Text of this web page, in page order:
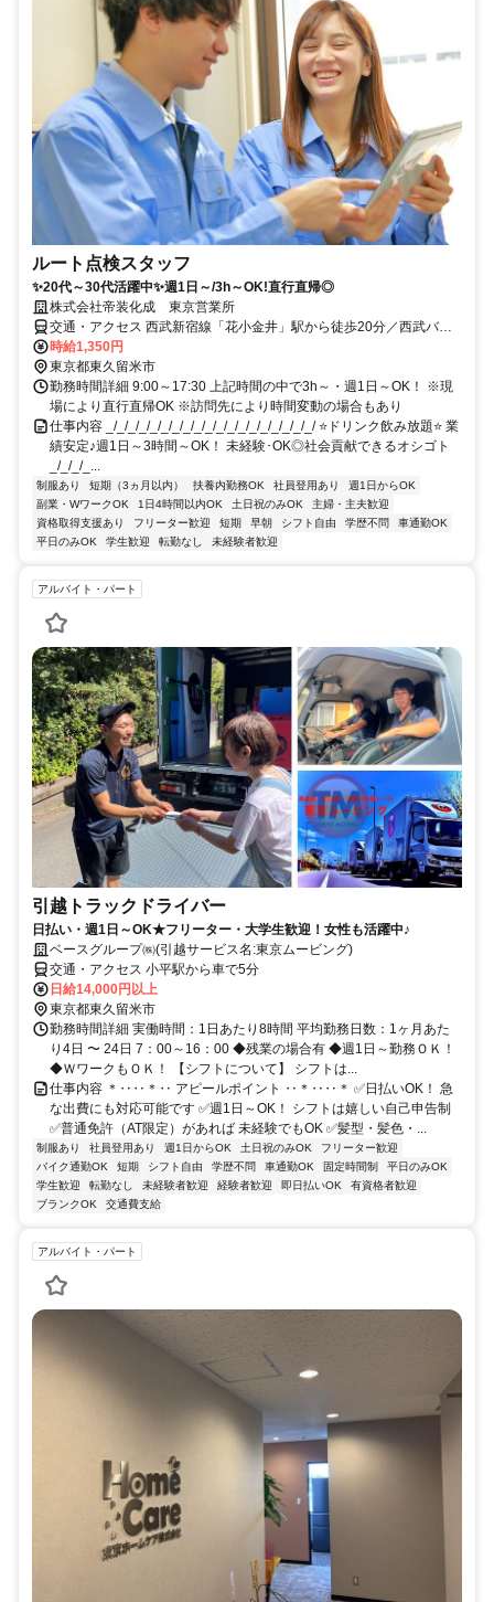
ルート点検スタッフ
✨20代～30代活躍中✨週1日～/3h～OK!直行直帰◎
株式会社帝装化成 東京営業所
交通・アクセス 西武新宿線「花小金井」駅から徒歩20分／西武バス
武21「弥生台」下車 徒歩6分
時給1,350円
東京都東久留米市
勤務時間詳細 9:00～17:30 上記時間の中で3h～・週1日～OK！ ※現
場により直行直帰OK ※訪問先により時間変動の場合もあり
仕事内容 _/_/_/_/_/_/_/_/_/_/_/_/_/_/_/_/_/_/_/ ⭐ドリンク飲み放題⭐ 業
績安定♪週1日～3時間～OK！ 未経験･OK◎社会貢献できるオシゴト
_/_/_/_...
制服あり 短期（3ヵ月以内） 扶養内勤務OK 社員登用あり
週1日からOK
副業・WワークOK
1日4時間以内OK 土日祝のみOK
主婦・主夫歓迎
資格取得支援あり
フリーター歓迎 短期 早朝 シフト自由 学歴不問
車通勤OK
平日のみOK
学生歓迎 転勤なし 未経験者歓迎
アルバイト・パート
引越トラックドライバー
日払い・週1日～OK★フリーター・大学生歓迎！女性も活躍中♪
ベースグループ㈱(引越サービス名:東京ムービング)
交通・アクセス 小平駅から車で5分
日給14,000円以上
東京都東久留米市
勤務時間詳細 実働時間：1日あたり8時間 平均勤務日数：1ヶ月あた
り4日 〜 24日 7：00～16：00 ◆残業の場合有 ◆週1日～勤務ＯＫ！
◆ＷワークもＯＫ！ 【シフトについて】 シフトは...
仕事内容 ＊‥‥＊‥ アピールポイント ‥＊‥‥＊ ✅日払いOK！ 急
な出費にも対応可能です ✅週1日～OK！ シフトは嬉しい自己申告制
✅普通免許（AT限定）があれば 未経験でもOK ✅髪型・髪色・...
制服あり 社員登用あり 週1日からOK 土日祝のみOK
フリーター歓迎
バイク通勤OK
短期 シフト自由 学歴不問 車通勤OK 固定時間制
平日のみOK
学生歓迎
転勤なし 未経験者歓迎 経験者歓迎 即日払いOK
有資格者歓迎
ブランクOK
交通費支給
アルバイト・パート